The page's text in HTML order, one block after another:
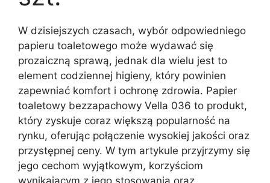
W dzisiejszych czasach, wybór odpowiedniego
papieru toaletowego może wydawać się
prozaiczną sprawą, jednak dla wielu jest to
element codziennej higieny, który powinien
zapewniać komfort i ochronę zdrowia. Papier
toaletowy bezzapachowy Vella 036 to produkt,
który zyskuje coraz większą popularność na
rynku, oferując połączenie wysokiej jakości oraz
przystępnej ceny. W tym artykule przyjrzymy się
jego cechom wyjątkowym, korzyściom
wynikającym z jego stosowania oraz